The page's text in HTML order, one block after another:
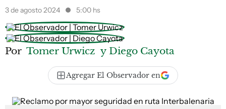
3 de agosto 2024 5:00 hs
Por Tomer Urwicz y Diego Cayota
Agregar El Observador en